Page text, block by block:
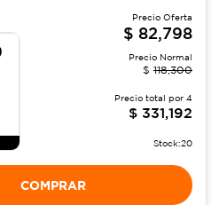
Precio Oferta
$ 82,798
Precio Normal
$ 118,300
Precio total por 4
$ 331,192
Stock:20
COMPRAR